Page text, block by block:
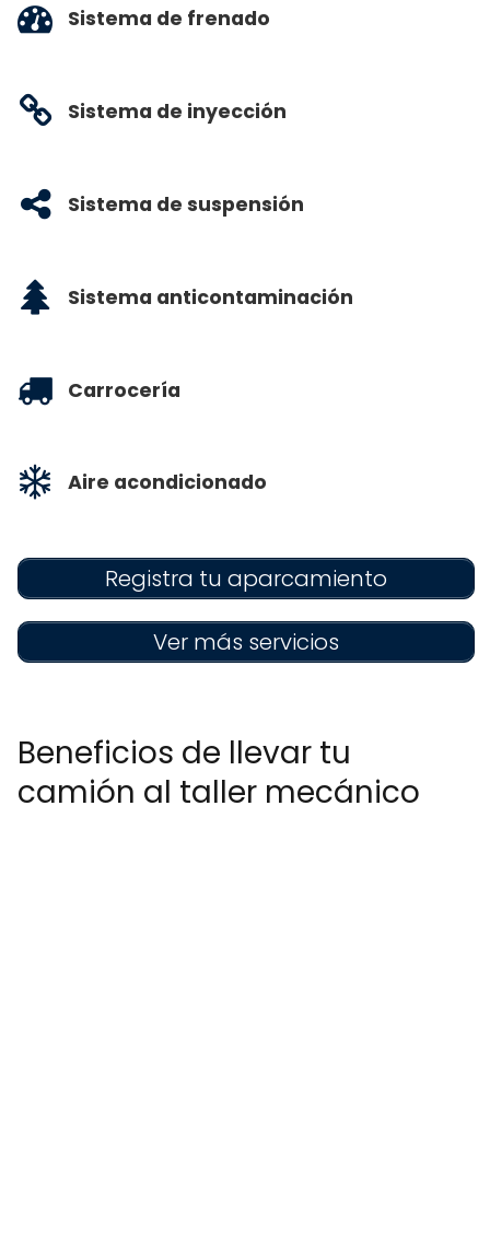
Sistema de frenado
Sistema de inyección
Sistema de suspensión
Sistema anticontaminación
Carrocería
Aire acondicionado
Registra tu aparcamiento
Ver más servicios
Beneficios de llevar tu
camión al taller mecánico